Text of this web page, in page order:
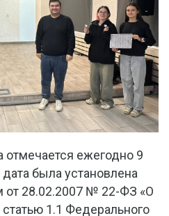
отмечается ежегодно 9
была установлена
28.02.2007 № 22-ФЗ «О
1.1 Федерального